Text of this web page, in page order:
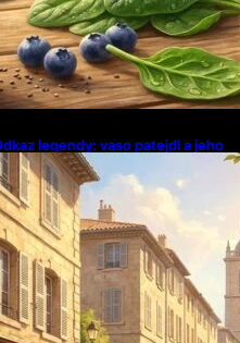
legendy: vaso patejdl a jeho